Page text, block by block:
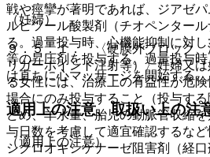
戦や痙攣が著明であれば、ジアゼ
ルビツール酸製剤（チオペンター
る。過量投与時、心機能抑制に対
等の昇圧剤を投与する。過量投与
は直ちに心マッサージを開始する。
適用上の注意、取扱い上の注
（適用上の注意）
（妊婦）
９．５．１． 〈硬膜外ブロック、
リガーポイント注射等）〉妊婦又
る女性には、治療上の有益性が危
場合にのみ投与すること（投与す
どめ、羊水量、胎児の動脈管収縮
与日数を考慮して適宜確認するなど
シクロオキシゲナーゼ阻害剤（経